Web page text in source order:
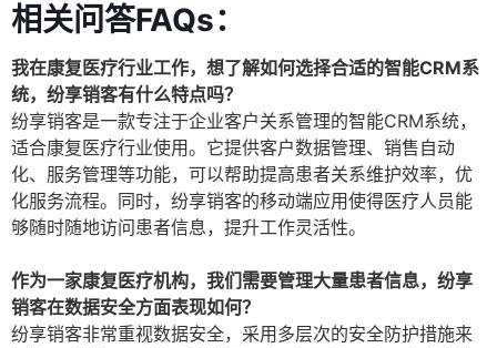
相关问答FAQs：
我在康复医疗行业工作，想了解如何选择合适的智能CRM系
统，纷享销客有什么特点吗？
纷享销客是一款专注于企业客户关系管理的智能CRM系统，
适合康复医疗行业使用。它提供客户数据管理、销售自动
化、服务管理等功能，可以帮助提高患者关系维护效率，优
化服务流程。同时，纷享销客的移动端应用使得医疗人员能
够随时随地访问患者信息，提升工作灵活性。
作为一家康复医疗机构，我们需要管理大量患者信息，纷享
销客在数据安全方面表现如何？
纷享销客非常重视数据安全，采用多层次的安全防护措施来